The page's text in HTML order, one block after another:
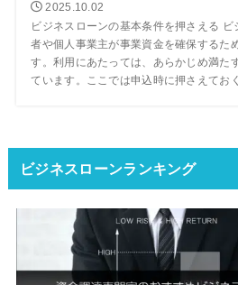
2025.10.02
ビジネスローンの基本条件を押さえる
者や個人事業主が事業資金を確保するた
す。利用にあたっては、あらかじめ満た
ています。ここでは申込時に押さえておく
ビジネスローンランキング